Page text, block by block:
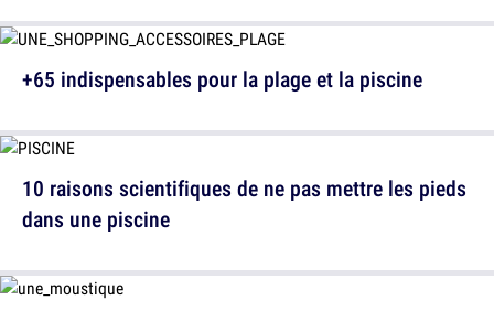
+65 indispensables pour la plage et la piscine
10 raisons scientifiques de ne pas mettre les pieds
dans une piscine